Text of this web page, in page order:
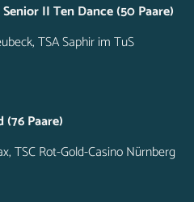
II Ten Dance (50 Paare)
TSA Saphir im TuS
Paare)
TSC Rot-Gold-Casino Nürnberg